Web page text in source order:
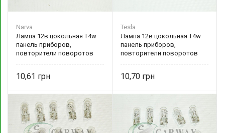
Narva
Лампа 12в цокольная T4w
панель приборов,
повторители поворотов
10,61
Tesla
Лампа 12в цокольная T4w
панель приборов,
повторители поворотов
10,70